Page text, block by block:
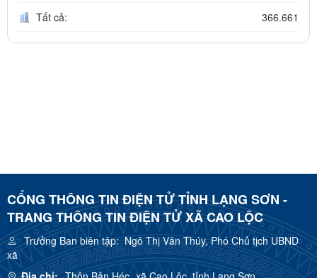
Tất cả: 366.661
CỔNG THÔNG TIN ĐIỆN TỬ TỈNH LẠNG SƠN -
TRANG THÔNG TIN ĐIỆN TỬ XÃ CAO LỘC
Trưởng Ban biên tập:Ngô Thị Vân Thúy, Phó Chủ tịch UBND
xã